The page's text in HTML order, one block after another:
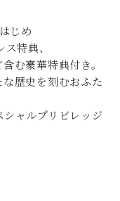
じめ
特典、
む豪華特典付き。
歴史を刻むおふた
ャルプリビレッジ